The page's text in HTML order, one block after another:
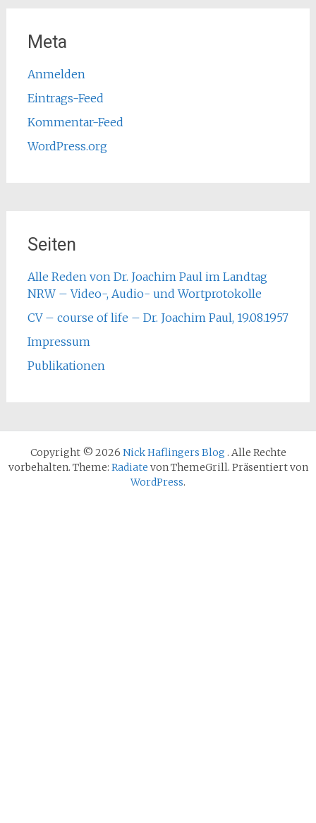
Meta
Anmelden
Eintrags-Feed
Kommentar-Feed
WordPress.org
Seiten
Alle Reden von Dr. Joachim Paul im Landtag
NRW – Video-, Audio- und Wortprotokolle
CV – course of life – Dr. Joachim Paul, 19.08.1957
Impressum
Publikationen
Copyright © 2026 Nick Haflingers Blog . Alle Rechte
vorbehalten. Theme: Radiate von ThemeGrill. Präsentiert von
WordPress.